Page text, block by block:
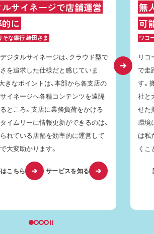
サイネージで店舗運営
に
そな銀行 給田さま
ジタルサイネージは、クラウド型で
を追求した仕様だと感じていま
きなポイントは、本部から各支店の
イネージへ各種コンテンツを遠隔
ところ。支店に業務負荷をかける
イムリーに情報更新ができるのは、
れている店舗を効率的に運営して
大変助かります。
こちら サービスを知る
無
可
ワコ
リコ
で走
す。
社と
せた
環境
は私
くこ